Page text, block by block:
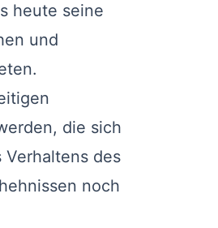
heute seine
und
die sich
des
noch